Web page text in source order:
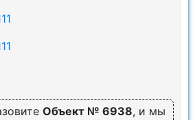
Объект № 6938, и мы